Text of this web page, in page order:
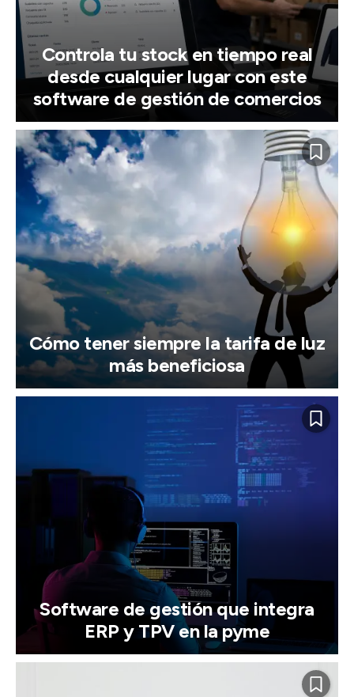
Controla tu stock en tiempo real
desde cualquier lugar con este
software de gestión de comercios
Cómo tener siempre la tarifa de luz
más beneficiosa
Software de gestión que integra
ERP y TPV en la pyme